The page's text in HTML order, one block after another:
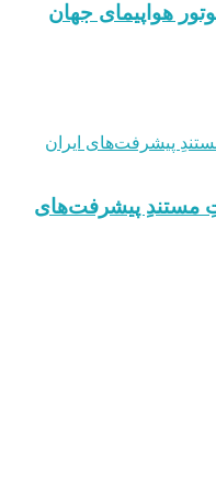
هواپیمای جهان
مستندِ پیشرفت‌های